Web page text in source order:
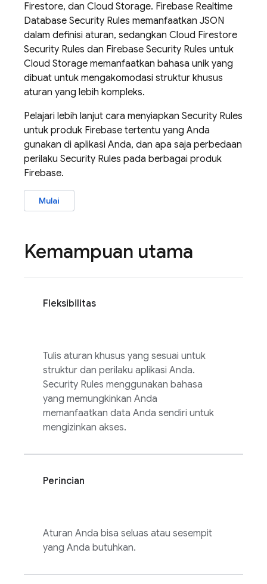
Firestore, dan Cloud Storage. Firebase Realtime
Database Security Rules memanfaatkan JSON
dalam definisi aturan, sedangkan Cloud Firestore
Security Rules dan Firebase Security Rules untuk
Cloud Storage memanfaatkan bahasa unik yang
dibuat untuk mengakomodasi struktur khusus
aturan yang lebih kompleks.
Pelajari lebih lanjut cara menyiapkan Security Rules
untuk produk Firebase tertentu yang Anda
gunakan di aplikasi Anda, dan apa saja perbedaan
perilaku Security Rules pada berbagai produk
Firebase.
Mulai
Kemampuan utama
Fleksibilitas
Tulis aturan khusus yang sesuai untuk
struktur dan perilaku aplikasi Anda.
Security Rules menggunakan bahasa
yang memungkinkan Anda
memanfaatkan data Anda sendiri untuk
mengizinkan akses.
Perincian
Aturan Anda bisa seluas atau sesempit
yang Anda butuhkan.